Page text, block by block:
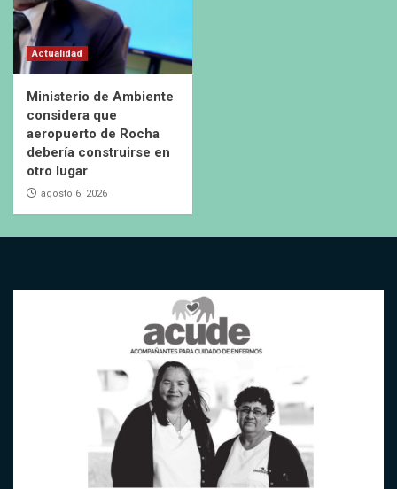
Actualidad
Ministerio de Ambiente
considera que
aeropuerto de Rocha
debería construirse en
otro lugar
agosto 6, 2026